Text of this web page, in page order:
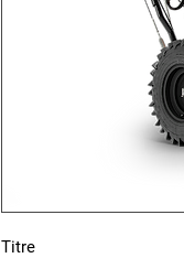
Titre